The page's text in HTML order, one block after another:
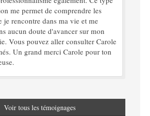
me permet de comprendre les
je rencontre dans ma vie et me
aucun doute d'avancer sur mon
Vous pouvez aller consulter Carole
Un grand merci Carole pour ton
Voir tous les témoignages